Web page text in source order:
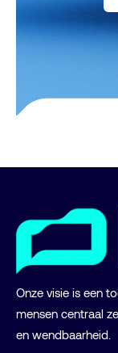
Onze visie is een
mensen centraal
en wendbaarheid.